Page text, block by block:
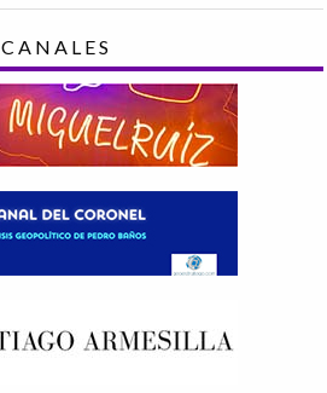
CANALES